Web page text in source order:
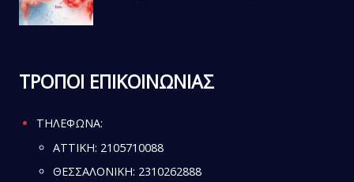
ΤΡΟΠΟΙ ΕΠΙΚΟΙΝΩΝΙΑΣ
ΤΗΛΕΦΩΝΑ:
ATTIKH: 2105710088
ΘΕΣΣΑΛΟΝΙΚΗ: 2310262888